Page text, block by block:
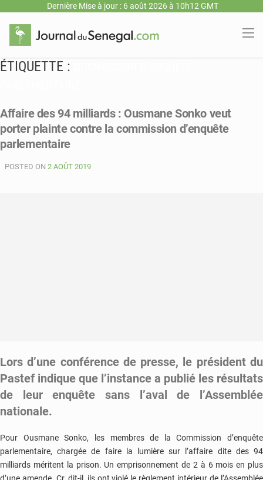
Dernière Mise à jour : 6 août 2026 à 10h12 GMT
ÉTIQUETTE :
Affaire des 94 milliards : Ousmane Sonko veut
porter plainte contre la commission d’enquête
parlementaire
POSTED ON 2 AOÛT 2019
Lors d’une conférence de presse, le président du
Pastef indique que l’instance a publié les résultats
de leur enquête sans l’aval de l’Assemblée
nationale.
Pour Ousmane Sonko, les membres de la Commission d’enquête
parlementaire, chargée de faire la lumière sur l’affaire dite des 94
milliards méritent la prison. Un emprisonnement de 2 à 6 mois en plus